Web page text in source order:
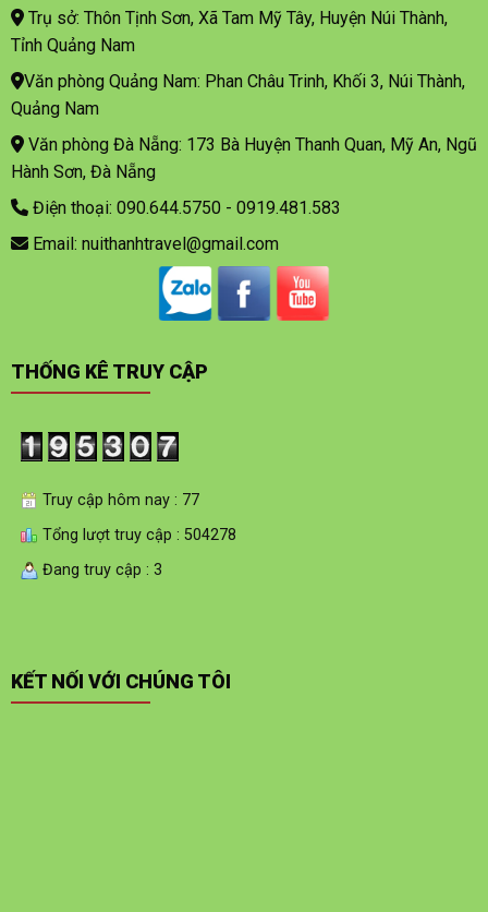
Trụ sở: Thôn Tịnh Sơn, Xã Tam Mỹ Tây, Huyện Núi Thành,
Tỉnh Quảng Nam
Văn phòng Quảng Nam: Phan Châu Trinh, Khối 3, Núi Thành,
Quảng Nam
Văn phòng Đà Nẵng: 173 Bà Huyện Thanh Quan, Mỹ An, Ngũ
Hành Sơn, Đà Nẵng
Điện thoại: 090.644.5750 - 0919.481.583
Email: nuithanhtravel@gmail.com
THỐNG KÊ TRUY CẬP
Truy cập hôm nay : 77
Tổng lượt truy cập : 504278
Đang truy cập : 3
KẾT NỐI VỚI CHÚNG TÔI